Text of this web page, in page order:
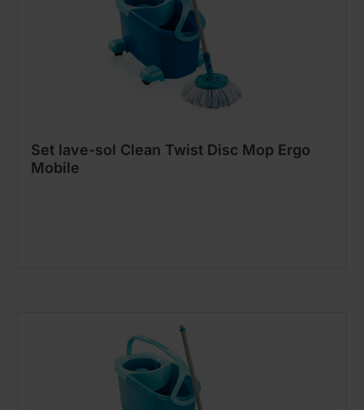
Set lave-sol Clean Twist Disc Mop Ergo
Mobile